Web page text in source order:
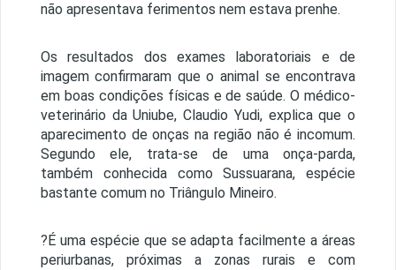
não apresentava ferimentos nem estava prenhe.
Os resultados dos exames laboratoriais e de
imagem confirmaram que o animal se encontrava
em boas condições físicas e de saúde. O médico-
veterinário da Uniube, Claudio Yudi, explica que o
aparecimento de onças na região não é incomum.
Segundo ele, trata-se de uma onça-parda,
também conhecida como Sussuarana, espécie
bastante comum no Triângulo Mineiro.
?É uma espécie que se adapta facilmente a áreas
periurbanas, próximas a zonas rurais e com